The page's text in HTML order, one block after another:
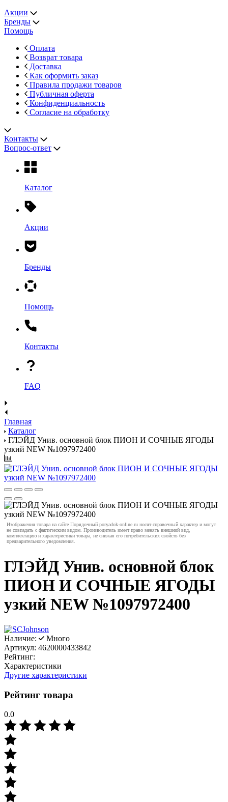
Акции
Бренды
Помощь
Оплата
Возврат товара
Доставка
Как оформить заказ
Правила продажи товаров
Публичная оферта
Конфиденциальность
Согласие на обработку
Контакты
Вопрос-ответ
Каталог
Акции
Бренды
Помощь
Контакты
FAQ
Главная
Каталог
ГЛЭЙД Унив. основной блок ПИОН И СОЧНЫЕ ЯГОДЫ
узкий NEW №1097972400
Изображения товара на сайте Порядочный poryadok-online.ru носят справочный характер и могут
не совпадать с фактическим видом. Производитель имеет право менять внешний вид,
комплектацию и характеристики товара, не снижая его потребительских свойств без
предварительного уведомления.
ГЛЭЙД Унив. основной блок
ПИОН И СОЧНЫЕ ЯГОДЫ
узкий NEW №1097972400
Наличие:
Много
Артикул: 4620000433842
Рейтинг:
Характеристики
Другие характеристики
Рейтинг товара
0.0